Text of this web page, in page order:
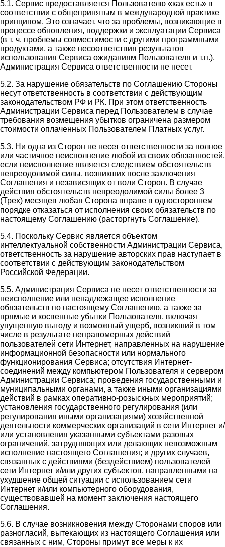
5.1. Сервис предоставляется Пользователю «как есть» в
соответствии с общепринятым в международной практике
принципом. Это означает, что за проблемы, возникающие в
процессе обновления, поддержки и эксплуатации Сервиса
(в т. ч. проблемы совместимости с другими программными
продуктами, а также несоответствия результатов
использования Сервиса ожиданиям Пользователя и т.п.),
Администрация Сервиса ответственности не несет.
5.2. За нарушение обязательств по Соглашению Стороны
несут ответственность в соответствии с действующим
законодательством РФ и РК. При этом ответственность
Администрации Сервиса перед Пользователем в случае
требования возмещения убытков ограничена размером
стоимости оплаченных Пользователем Платных услуг.
5.3. Ни одна из Сторон не несет ответственности за полное
или частичное неисполнение любой из своих обязанностей,
если неисполнение является следствием обстоятельств
непреодолимой силы, возникших после заключения
Соглашения и независящих от воли Сторон. В случае
действия обстоятельств непреодолимой силы более 3
(Трех) месяцев любая Сторона вправе в одностороннем
порядке отказаться от исполнения своих обязательств по
настоящему Соглашению (расторгнуть Соглашение).
5.4. Поскольку Сервис является объектом
интеллектуальной собственности Администрации Сервиса,
ответственность за нарушение авторских прав наступает в
соответствии с действующим законодательством
Российской Федерации.
5.5. Администрация Сервиса не несет ответственности за
неисполнение или ненадлежащее исполнение
обязательств по настоящему Соглашению, а также за
прямые и косвенные убытки Пользователя, включая
упущенную выгоду и возможный ущерб, возникший в том
числе в результате неправомерных действий
пользователей сети Интернет, направленных на нарушение
информационной безопасности или нормального
функционирования Сервиса; отсутствия Интернет-
соединений между компьютером Пользователя и сервером
Администрации Сервиса; проведения государственными и
муниципальными органами, а также иными организациями
действий в рамках оперативно-розыскных мероприятий;
установления государственного регулирования (или
регулирования иными организациями) хозяйственной
деятельности коммерческих организаций в сети Интернет и/
или установления указанными субъектами разовых
ограничений, затрудняющих или делающих невозможным
исполнение настоящего Соглашения; и других случаев,
связанных с действиями (бездействием) пользователей
сети Интернет и/или других субъектов, направленными на
ухудшение общей ситуации с использованием сети
Интернет и/или компьютерного оборудования,
существовавшей на момент заключения настоящего
Соглашения.
5.6. В случае возникновения между Сторонами споров или
разногласий, вытекающих из настоящего Соглашения или
связанных с ним, Стороны примут все меры к их